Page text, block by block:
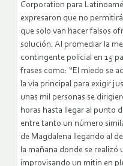
Corporation para
expresaron que no
que solo van hacer falsos
solución. Al promediar la
contingente policial en 15
frases como: “El miedo se
la vía principal para exigir
unas mil personas se
horas hasta llegar al punto
entre tanto un número
de Magdalena llegando al
la mañana donde se
improvisando un mitin en